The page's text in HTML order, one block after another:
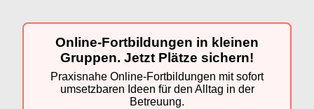
Online-Fortbildungen in kleinen
Gruppen. Jetzt Plätze sichern!
Praxisnahe Online-Fortbildungen mit sofort
umsetzbaren Ideen für den Alltag in der
Betreuung.